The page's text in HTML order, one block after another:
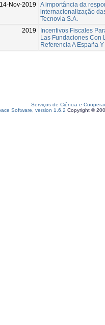
14-Nov-2019
A importância da
internacionalização
Tecnovia S.A.
2019
Incentivos Fiscales
Las Fundaciones Con
Referencia A España
Serviços de Ciência e
Software, version 1.6.2 Copyright ©